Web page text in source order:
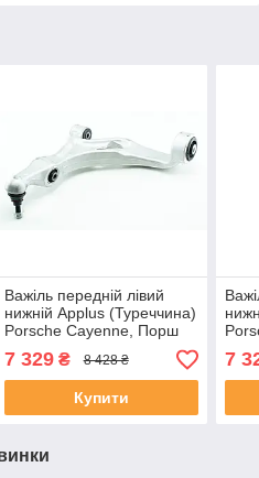
Важіль передній лівий
нижній Applus (Туреччина)
Porsche Cayenne, Порш
Кайен 10- #20930AP
UALCNLX4
7 329₴ 8 428 ₴
Купити
7